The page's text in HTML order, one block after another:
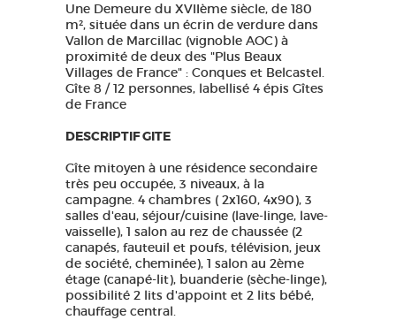
Une Demeure du XVIIème siècle, de 180
m², située dans un écrin de verdure dans
Vallon de Marcillac (vignoble AOC) à
proximité de deux des "Plus Beaux
Villages de France" : Conques et Belcastel.
Gîte 8 / 12 personnes, labellisé 4 épis Gîtes
de France
DESCRIPTIF GITE
Gîte mitoyen à une résidence secondaire
très peu occupée, 3 niveaux, à la
campagne. 4 chambres ( 2x160, 4x90), 3
salles d'eau, séjour/cuisine (lave-linge, lave-
vaisselle), 1 salon au rez de chaussée (2
canapés, fauteuil et poufs, télévision, jeux
de société, cheminée), 1 salon au 2ème
étage (canapé-lit), buanderie (sèche-linge),
possibilité 2 lits d'appoint et 2 lits bébé,
chauffage central.